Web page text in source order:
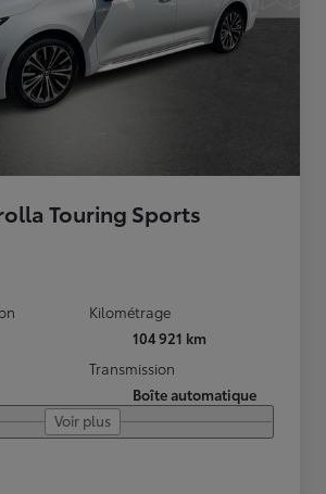
Touring Sports
Kilométrage
104 921 km
Transmission
Boîte automatique
Voir plus